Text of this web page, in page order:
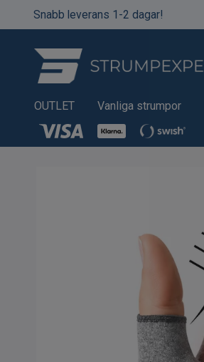
Snabb leverans 1-2 dagar!
OUTLET Vanliga strumpor